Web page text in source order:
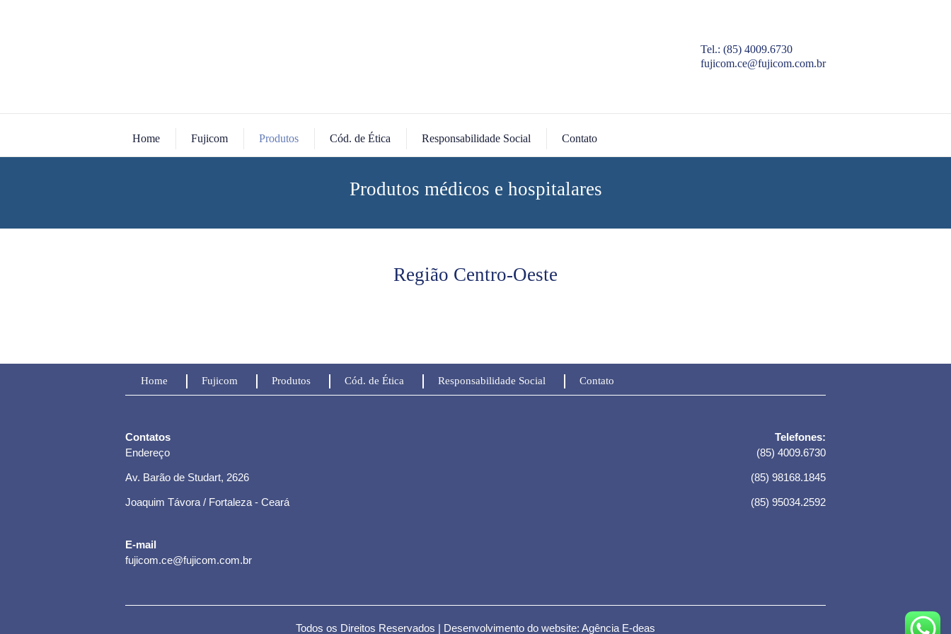
Tel.: (85) 4009.6730
fujicom.ce@fujicom.com.br
Home Fujicom Produtos Cód. de Ética Responsabilidade Social Contato
Produtos médicos e hospitalares
Região Centro-Oeste
Home Fujicom Produtos Cód. de Ética Responsabilidade Social Contato
Contatos
Endereço
Av. Barão de Studart, 2626
Joaquim Távora / Fortaleza - Ceará
E-mail
fujicom.ce@fujicom.com.br
Telefones:
(85) 4009.6730
(85) 98168.1845
(85) 95034.2592
Todos os Direitos Reservados | Desenvolvimento do website: Agência E-deas